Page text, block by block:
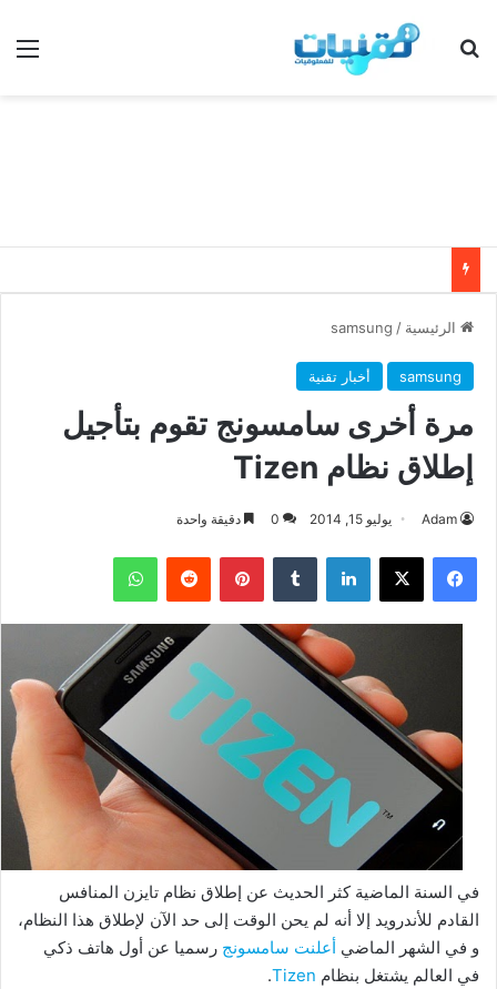
بحث عن
الرئيسية /
samsung
samsung أخبار تقنية
مرة أخرى سامسونج تقوم بتأجيل
إطلاق نظام Tizen
Adam يوليو 15, 2014 0 دقيقة واحدة
فيسبوك ‫X لينكدإن بينتيريست واتساب
في السنة الماضية كثر الحديث عن إطلاق نظام تايزن المنافس
القادم للأندرويد إلا أنه لم يحن الوقت إلى حد الآن لإطلاق هذا النظام،
و في الشهر الماضي أعلنت سامسونج رسميا عن أول هاتف ذكي
في العالم يشتغل بنظام Tizen
.